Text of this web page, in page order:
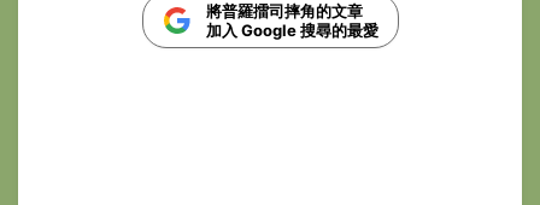
將普羅擂司摔角的文章
加入 Google 搜尋的最愛